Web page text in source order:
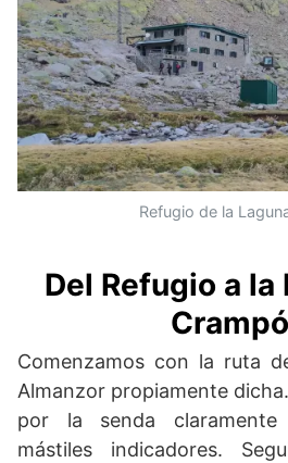
Refugio de la
Del Refugio a
Comenzamos con la ruta
Almanzor propiamente
por la senda
mástiles indicadores.